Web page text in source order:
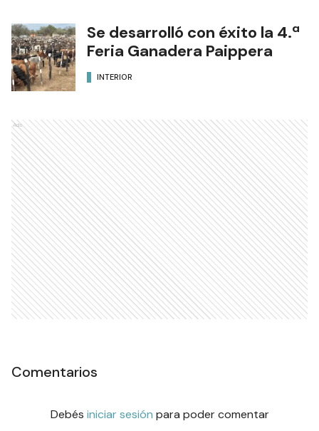
Se desarrolló con éxito la 4.ª
Feria Ganadera Paippera
INTERIOR
Ads
Comentarios
Debés iniciar sesión para poder comentar